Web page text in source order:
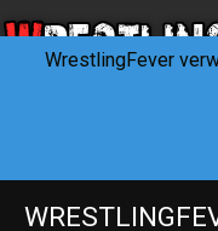
WrestlingFever